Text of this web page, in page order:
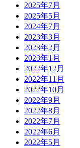
2025年7月
2025年5月
2024年7月
2023年3月
2023年2月
2023年1月
2022年12月
2022年11月
2022年10月
2022年9月
2022年8月
2022年7月
2022年6月
2022年5月